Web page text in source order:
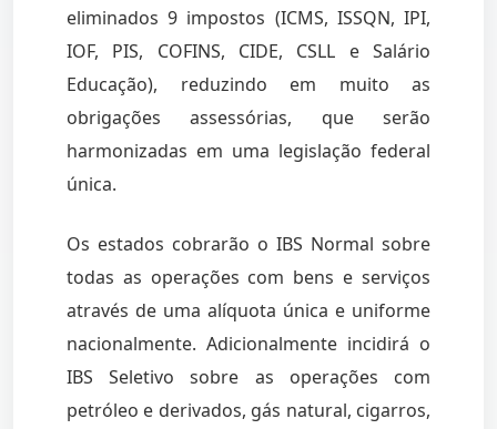
eliminados 9 impostos (ICMS, ISSQN, IPI,
IOF, PIS, COFINS, CIDE, CSLL e Salário
Educação), reduzindo em muito as
obrigações assessórias, que serão
harmonizadas em uma legislação federal
única.
Os estados cobrarão o IBS Normal sobre
todas as operações com bens e serviços
através de uma alíquota única e uniforme
nacionalmente. Adicionalmente incidirá o
IBS Seletivo sobre as operações com
petróleo e derivados, gás natural, cigarros,